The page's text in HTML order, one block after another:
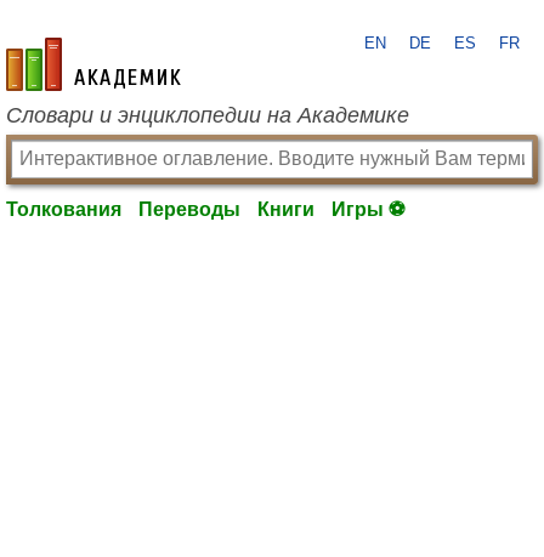
academic.ru
EN DE ES FR
Словари и энциклопедии на Академике
Толкования Переводы Книги Игры ⚽